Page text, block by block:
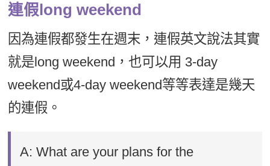
連假long weekend
因為連假都發生在週末，連假英文說法其實
就是long weekend，也可以用 3-day
weekend或4-day weekend等等表達是幾天
的連假。
A: What are your plans for the